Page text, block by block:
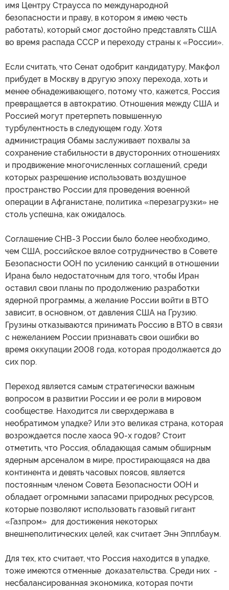
имя Центру Страусса по международной
безопасности и праву, в котором я имею честь
работать), который смог достойно представлять США
во время распада СССР и переходу страны к «России».
Если считать, что Сенат одобрит кандидатуру, Макфол
прибудет в Москву в другую эпоху перехода, хоть и
менее обнадеживающего, потому что, кажется, Россия
превращается в автократию. Отношения между США и
Россией могут претерпеть повышенную
турбулентность в следующем году. Хотя
администрация Обамы заслуживает похвалы за
сохранение стабильности в двусторонних отношениях
и продвижение многочисленных соглашений, среди
которых разрешение использовать воздушное
пространство России для проведения военной
операции в Афганистане, политика «перезагрузки» не
столь успешна, как ожидалось.
Соглашение СНВ-3 России было более необходимо,
чем США, российское вялое сотрудничество в Совете
Безопасности ООН по усилению санкций в отношении
Ирана было недостаточным для того, чтобы Иран
оставил свои планы по продолжению разработки
ядерной программы, а желание России войти в ВТО
зависит, в основном, от давления США на Грузию.
Грузины отказываются принимать Россию в ВТО в связи
с нежеланием России признавать свои ошибки во
время оккупации 2008 года, которая продолжается до
сих пор.
Переход является самым стратегически важным
вопросом в развитии России и ее роли в мировом
сообществе. Находится ли сверхдержава в
необратимом упадке? Или это великая страна, которая
возрождается после хаоса 90-х годов? Стоит
отметить, что Россия, обладающая самым обширным
ядерным арсеналом в мире, простирающаяся на два
континента и девять часовых поясов, является
постоянным членом Совета Безопасности ООН и
обладает огромными запасами природных ресурсов,
которые позволяют использовать газовый гигант
«Газпром» для достижения некоторых
внешнеполитических целей, как считает Энн Эпплбаум.
Для тех, кто считает, что Россия находится в упадке,
тоже имеются отменные доказательства. Среди них -
несбалансированная экономика, которая почти